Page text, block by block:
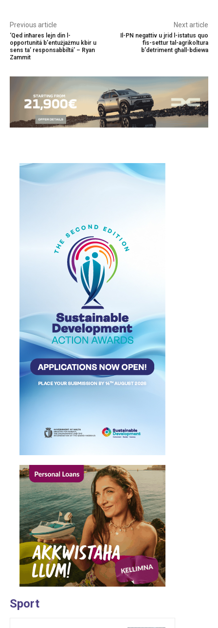
Previous article
‘Qed inħares lejn din l-
opportunitá b’entużjażmu kbir u
sens ta’ responsabbiltá’ – Ryan
Zammit
Next article
Il-PN negattiv u jrid l-istatus quo
fis-settur tal-agrikoltura
b’detriment għall-bdiewa
Sport